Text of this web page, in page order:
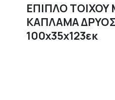
ΕΠΙΠΛΟ ΤΟΙΧΟΥ
ΚΑΠΛΑΜΑ
100x35x123εκ